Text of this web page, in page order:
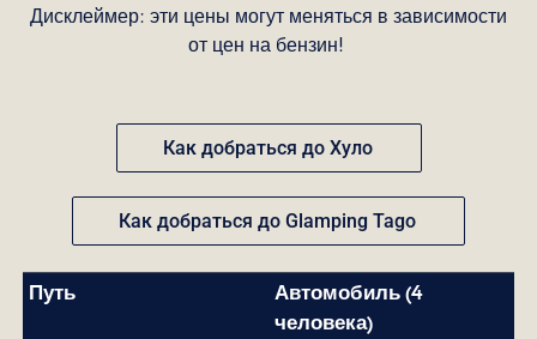
Дисклеймер: эти цены могут меняться в зависимости
от цен на бензин!
Как добраться до Хуло
Как добраться до Glamping Tago
Путь
Автомобиль (4
человека)